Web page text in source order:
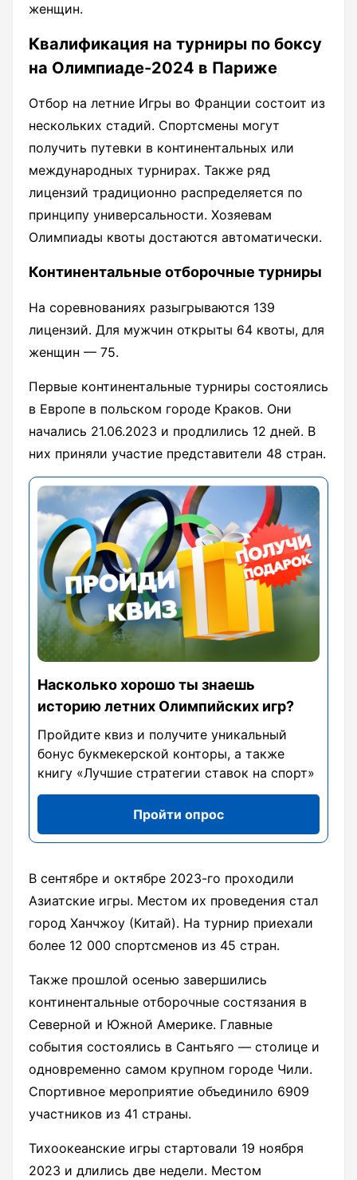
женщин.
Квалификация на турниры по боксу
на Олимпиаде-2024 в Париже
Отбор на летние Игры во Франции состоит из
нескольких стадий. Спортсмены могут
получить путевки в континентальных или
международных турнирах. Также ряд
лицензий традиционно распределяется по
принципу универсальности. Хозяевам
Олимпиады квоты достаются автоматически.
Континентальные отборочные турниры
На соревнованиях разыгрываются 139
лицензий. Для мужчин открыты 64 квоты, для
женщин — 75.
Первые континентальные турниры состоялись
в Европе в польском городе Краков. Они
начались 21.06.2023 и продлились 12 дней. В
них приняли участие представители 48 стран.
Насколько хорошо ты знаешь
историю летних Олимпийских игр?
Пройдите квиз и получите уникальный
бонус букмекерской конторы, а также
книгу «Лучшие стратегии ставок на спорт»
Пройти опрос
В сентябре и октябре 2023-го проходили
Азиатские игры. Местом их проведения стал
город Ханчжоу (Китай). На турнир приехали
более 12 000 спортсменов из 45 стран.
Также прошлой осенью завершились
континентальные отборочные состязания в
Северной и Южной Америке. Главные
события состоялись в Сантьяго — столице и
одновременно самом крупном городе Чили.
Спортивное мероприятие объединило 6909
участников из 41 страны.
Тихоокеанские игры стартовали 19 ноября
2023 и длились две недели. Местом